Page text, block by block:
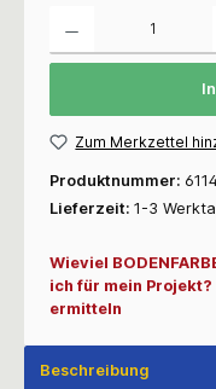
Zum Merkzettel
Produktnummer:
Lieferzeit: 1-3
Wieviel
ich für mein Projekt?
ermitteln
Beschreibung